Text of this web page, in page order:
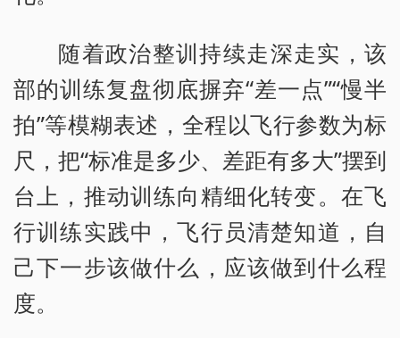
随着政治整训持续走深走实，该
部的训练复盘彻底摒弃“差一点”“慢半
拍”等模糊表述，全程以飞行参数为标
尺，把“标准是多少、差距有多大”摆到
台上，推动训练向精细化转变。在飞
行训练实践中，飞行员清楚知道，自
己下一步该做什么，应该做到什么程
度。